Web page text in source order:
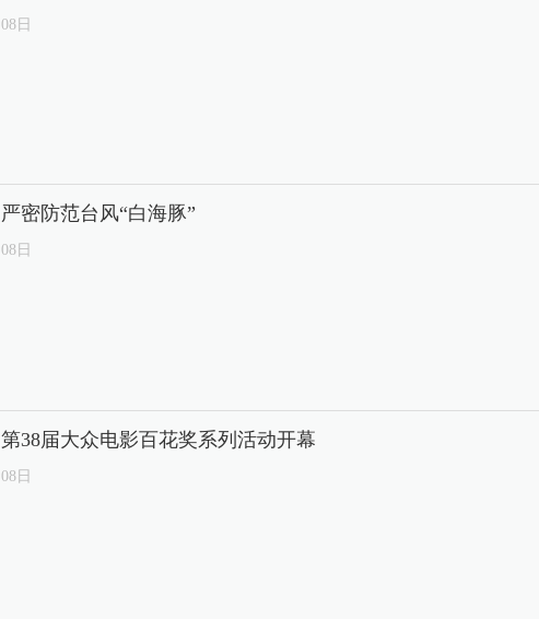
08日
严密防范台风“白海豚”
08日
第38届大众电影百花奖系列活动开幕
08日